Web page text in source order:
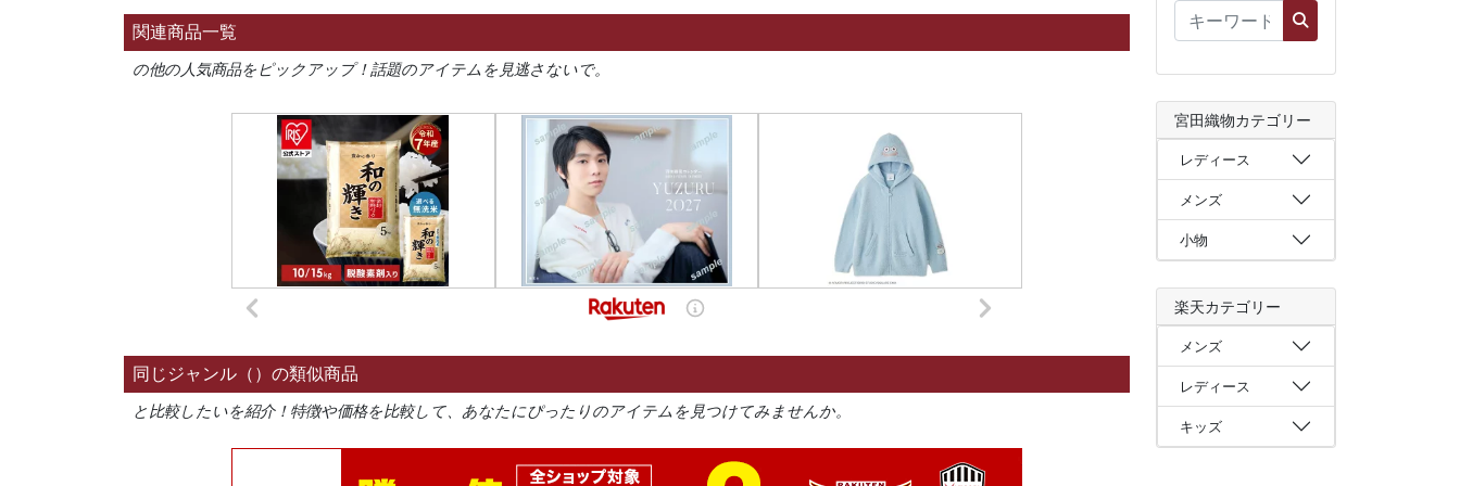
関連商品一覧
の他の人気商品をピックアップ！話題のアイテムを見逃さないで。
同じジャンル（）の類似商品
と比較したいを紹介！特徴や価格を比較して、あなたにぴったりのアイテムを見つけてみませんか。
宮田織物カテゴリー
レディース
メンズ
小物
楽天カテゴリー
メンズ
レディース
キッズ